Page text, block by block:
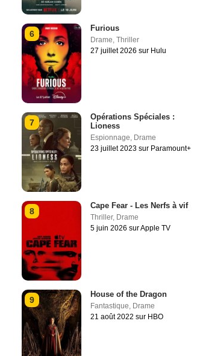
6
Furious
Drame, Thriller
27 juillet 2026 sur Hulu
7
Opérations Spéciales :
Lioness
Espionnage, Drame
23 juillet 2023 sur Paramount+
8
Cape Fear - Les Nerfs à vif
Thriller, Drame
5 juin 2026 sur Apple TV
9
House of the Dragon
Fantastique, Drame
21 août 2022 sur HBO